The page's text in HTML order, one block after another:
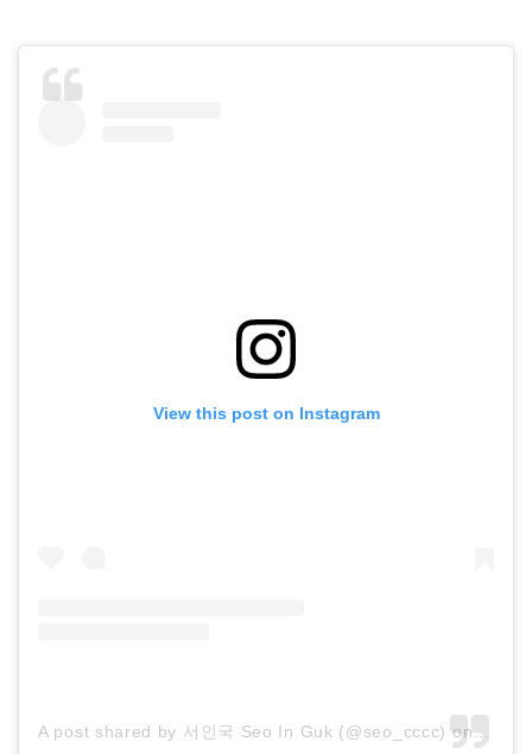
View this post on Instagram
A post shared by 서인국 Seo In Guk (@seo_cccc) on Dec